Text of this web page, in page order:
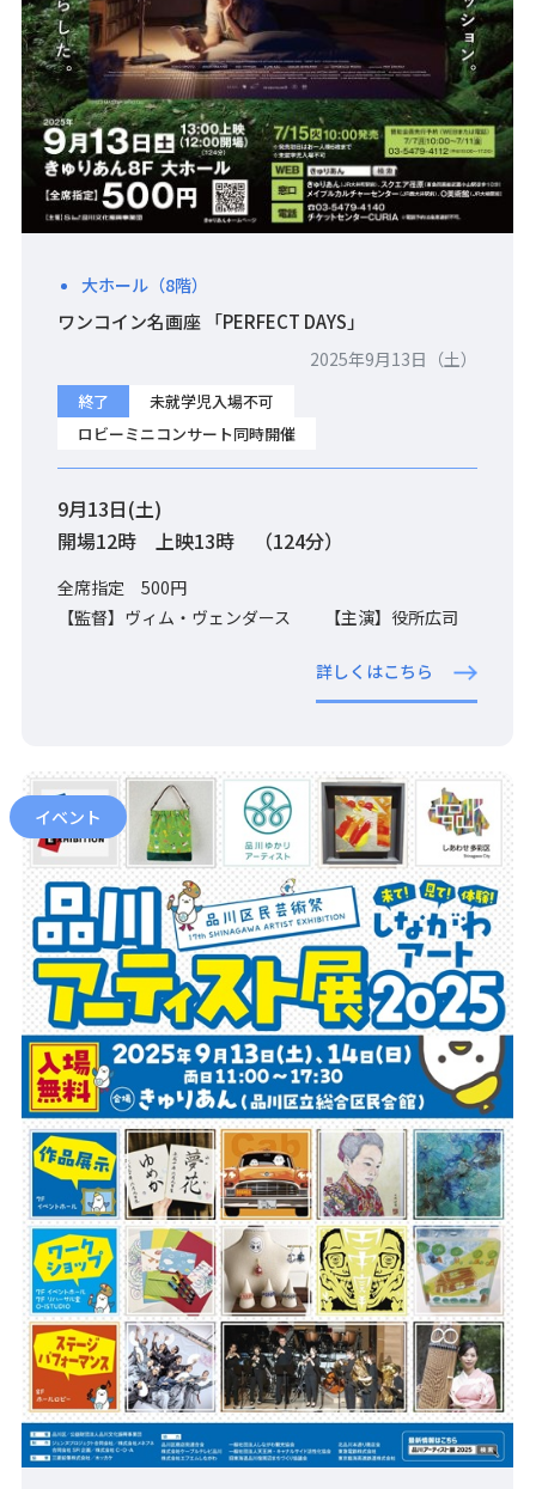
大ホール（8階）
ワンコイン名画座 「PERFECT DAYS」
2025年9月13日（土）
終了
未就学児入場不可
ロビーミニコンサート同時開催
9月13日(土)
開場12時 上映13時 （124分）
全席指定 500円
【監督】ヴィム・ヴェンダース 【主演】役所広司
詳しくはこちら
イベント